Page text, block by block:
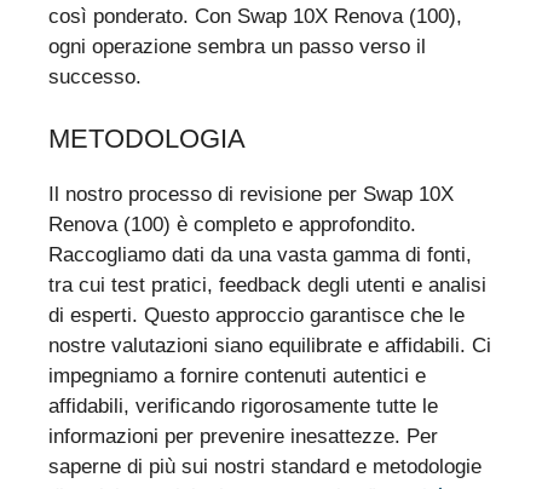
così ponderato. Con Swap 10X Renova (100),
ogni operazione sembra un passo verso il
successo.
METODOLOGIA
Il nostro processo di revisione per Swap 10X
Renova (100) è completo e approfondito.
Raccogliamo dati da una vasta gamma di fonti,
tra cui test pratici, feedback degli utenti e analisi
di esperti. Questo approccio garantisce che le
nostre valutazioni siano equilibrate e affidabili. Ci
impegniamo a fornire contenuti autentici e
affidabili, verificando rigorosamente tutte le
informazioni per prevenire inesattezze. Per
saperne di più sui nostri standard e metodologie